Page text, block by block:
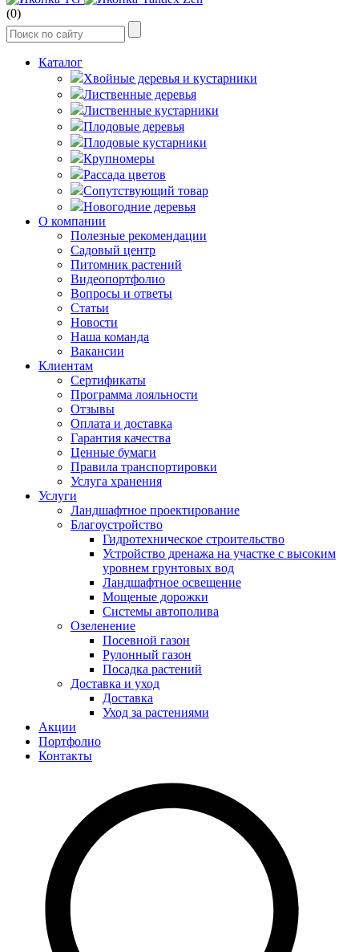
(0)
Каталог
Хвойные деревья и кустарники
Лиственные деревья
Лиственные кустарники
Плодовые деревья
Плодовые кустарники
Крупномеры
Рассада цветов
Сопутствующий товар
Новогодние деревья
О компании
Полезные рекомендации
Садовый центр
Питомник растений
Видеопортфолио
Вопросы и ответы
Статьи
Новости
Наша команда
Вакансии
Клиентам
Сертификаты
Программа лояльности
Отзывы
Оплата и доставка
Гарантия качества
Ценные бумаги
Правила транспортировки
Услуга хранения
Услуги
Ландшафтное проектирование
Благоустройство
Гидротехническое строительство
Устройство дренажа на участке с высоким
уровнем грунтовых вод
Ландшафтное освещение
Мощеные дорожки
Системы автополива
Озеленение
Посевной газон
Рулонный газон
Посадка растений
Доставка и уход
Доставка
Уход за растениями
Акции
Портфолио
Контакты